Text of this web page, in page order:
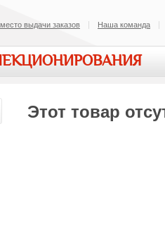
выдачи заказов Наша команда
Этот товар